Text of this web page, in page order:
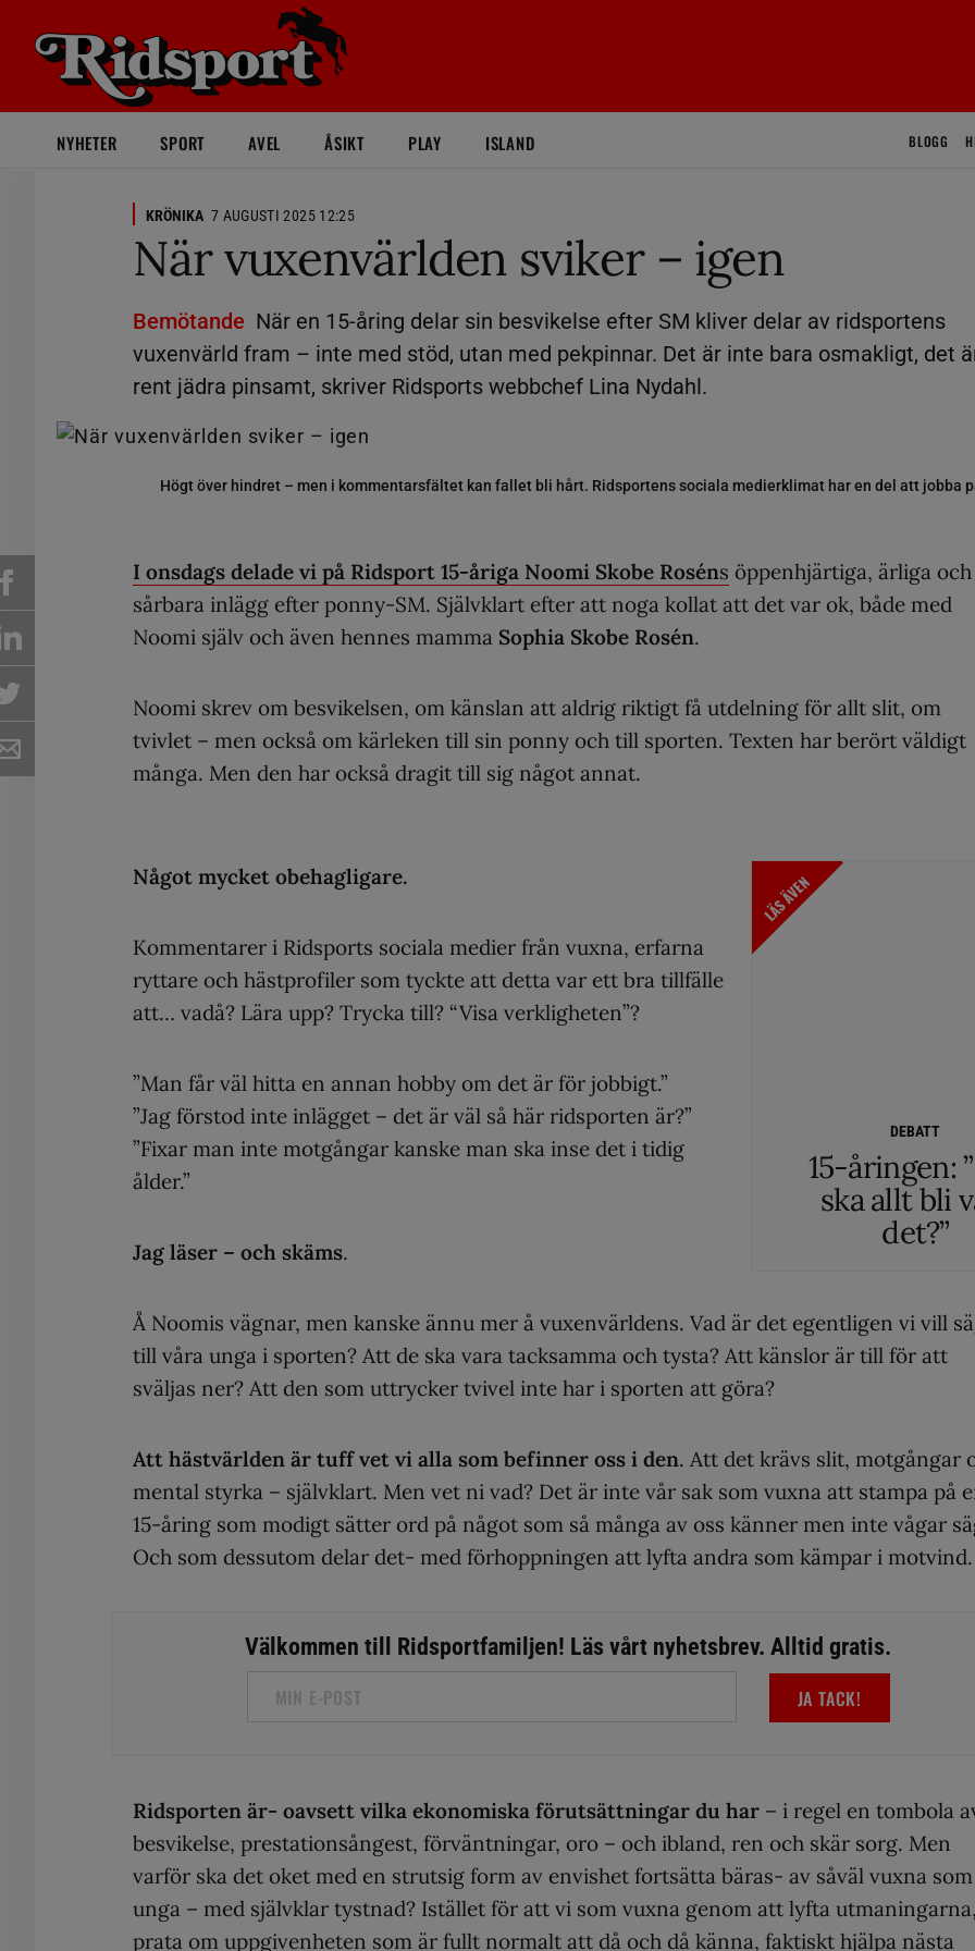
NYHETER SPORT AVEL ÅSIKT PLAY ISLAND BLOGG
KRÖNIKA 7 AUGUSTI 2025 12:25
När vuxenvärlden sviker – igen
Bemötande När en 15-åring delar sin besvikelse efter SM kliver delar av ridsportens
vuxenvärld fram – inte med stöd, utan med pekpinnar. Det är inte bara osmakligt, det
rent jädra pinsamt, skriver Ridsports webbchef Lina Nydahl.
Högt över hindret – men i kommentarsfältet kan fallet bli hårt. Ridsportens sociala medierklimat har en del att jobba
I onsdags delade vi på Ridsport 15-åriga Noomi Skobe Roséns öppenhjärtiga, ärliga och
sårbara inlägg efter ponny-SM. Självklart efter att noga kollat att det var ok, både med
Noomi själv och även hennes mamma Sophia Skobe Rosén.
Noomi skrev om besvikelsen, om känslan att aldrig riktigt få utdelning för allt slit, om
tvivlet – men också om kärleken till sin ponny och till sporten. Texten har berört väldigt
många. Men den har också dragit till sig något annat.
LÄS ÄVEN
DEBATT
15-åringen:
ska allt bli
det?”
Något mycket obehagligare.
Kommentarer i Ridsports sociala medier från vuxna, erfarna
ryttare och hästprofiler som tyckte att detta var ett bra tillfälle
att… vadå? Lära upp? Trycka till? “Visa verkligheten”?
”Man får väl hitta en annan hobby om det är för jobbigt.”
”Jag förstod inte inlägget – det är väl så här ridsporten är?”
”Fixar man inte motgångar kanske man ska inse det i tidig
ålder.”
Jag läser – och skäms.
Å Noomis vägnar, men kanske ännu mer å vuxenvärldens. Vad är det egentligen vi vill
till våra unga i sporten? Att de ska vara tacksamma och tysta? Att känslor är till för att
sväljas ner? Att den som uttrycker tvivel inte har i sporten att göra?
Att hästvärlden är tuff vet vi alla som befinner oss i den. Att det krävs slit, motgångar
mental styrka – självklart. Men vet ni vad? Det är inte vår sak som vuxna att stampa på
15-åring som modigt sätter ord på något som så många av oss känner men inte vågar
Och som dessutom delar det- med förhoppningen att lyfta andra som kämpar i motvind.
Välkommen till Ridsportfamiljen! Läs vårt nyhetsbrev. Alltid gratis.
JA TACK!
Ridsporten är- oavsett vilka ekonomiska förutsättningar du har – i regel en tombola
besvikelse, prestationsångest, förväntningar, oro – och ibland, ren och skär sorg. Men
varför ska det oket med en strutsig form av envishet fortsätta bäras- av såväl vuxna som
unga – med självklar tystnad? Istället för att vi som vuxna genom att lyfta
prata om uppgivenheten som är fullt normalt att då och då känna, faktiskt hjälpa nästa